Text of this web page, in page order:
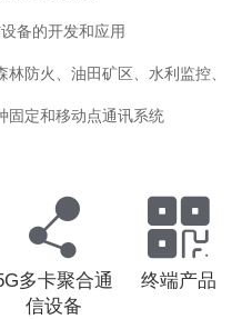
备的开发和应用
防火、油田矿区、水利监控、
固定和移动点通讯系统
多卡聚合通
信设备
终端产品